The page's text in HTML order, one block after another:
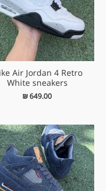
Air Jordan 4 Retro
White sneakers
₪649.00